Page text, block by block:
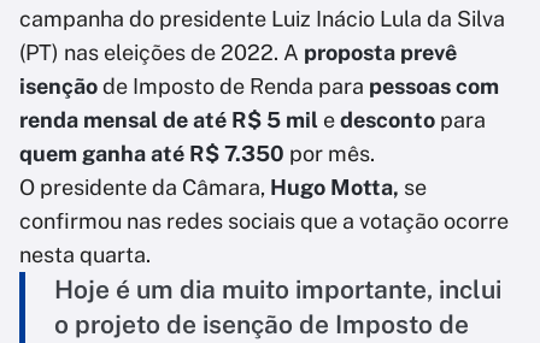
campanha do presidente Luiz Inácio Lula da Silva
(PT) nas eleições de 2022. A proposta prevê
isençãode Imposto de Renda para pessoas com
renda mensal de até R$ 5 mil edesconto para
quem ganha até R$ 7.350 por mês.
O presidente da Câmara, Hugo Motta, se
confirmou nas redes sociais que a votação ocorre
nesta quarta.
Hoje é um dia muito importante, inclui
o projeto de isenção de Imposto de